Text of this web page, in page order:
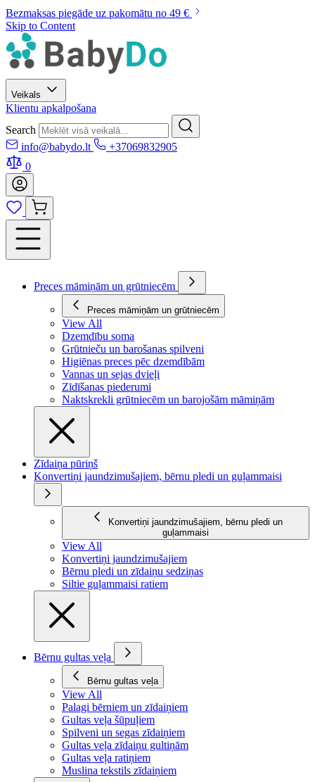
Bezmaksas piegāde uz pakomātu no 49 €
Skip to Content
Veikals
Klientu apkalpošana
Search
info@babydo.lt
+37069832905
0
Preces māmiņām un grūtniecēm
Preces māmiņām un grūtniecēm
View All
Dzemdību soma
Grūtnieču un barošanas spilveni
Higiēnas preces pēc dzemdībām
Vannas un sejas dvieļi
Zīdīšanas piederumi
Naktskrekli grūtniecēm un barojošām māmiņām
Zīdaiņa pūriņš
Konvertiņi jaundzimušajiem, bērnu pledi un guļammaisi
Konvertiņi jaundzimušajiem, bērnu pledi un
guļammaisi
View All
Konvertiņi jaundzimušajiem
Bērnu pledi un zīdaiņu sedziņas
Siltie guļammaisi ratiem
Bērnu gultas veļa
Bērnu gultas veļa
View All
Palagi bērniem un zīdaiņiem
Gultas veļa šūpuļiem
Spilveni un segas zīdaiņiem
Gultas veļa zīdaiņu gultiņām
Gultas veļa ratiņiem
Muslina tekstils zīdaiņiem